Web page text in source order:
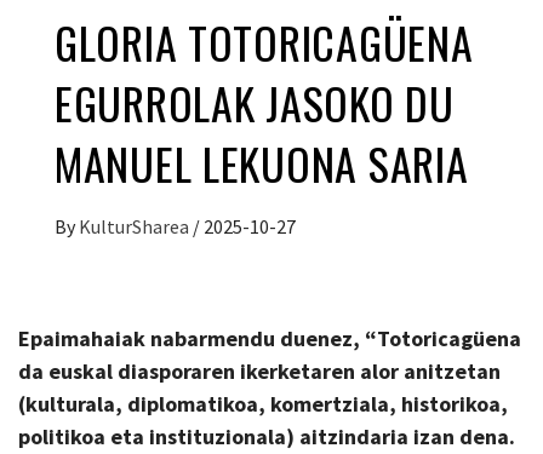
GLORIA TOTORICAGÜENA
EGURROLAK JASOKO DU
MANUEL LEKUONA SARIA
By KulturSharea / 2025-10-27
Epaimahaiak nabarmendu duenez, “Totoricagüena
da euskal diasporaren ikerketaren alor anitzetan
(kulturala, diplomatikoa, komertziala, historikoa,
politikoa eta instituzionala) aitzindaria izan dena.